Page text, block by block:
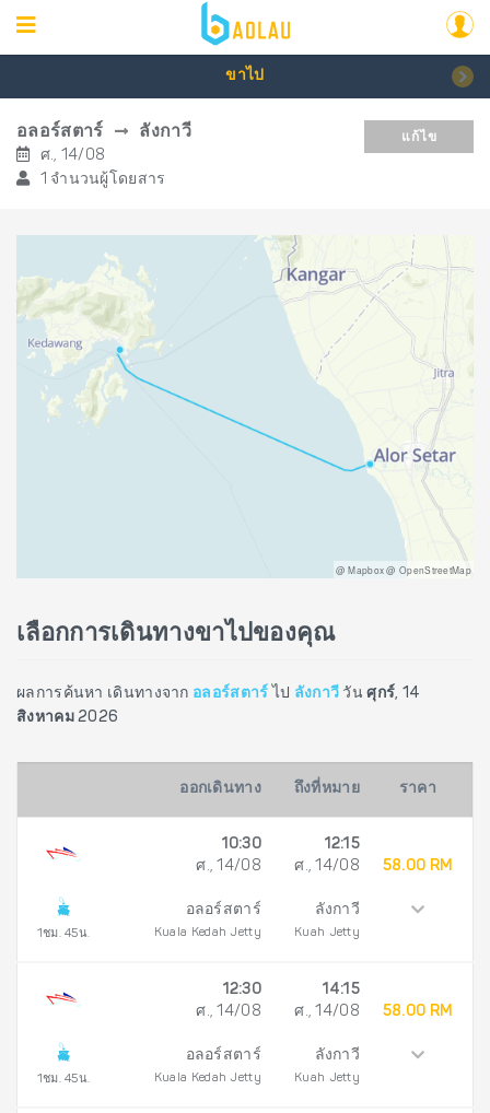
ขาไป
อลอร์สตาร์ ลังกาวี
ศ., 14/08
1 จำนวนผู้โดยสาร
แก้ไข
@ Mapbox @ OpenStreetMap
เลือกการเดินทางขาไปของคุณ
ผลการค้นหา เดินทางจาก อลอร์สตาร์ ไป ลังกาวี วันศุกร์, 14
สิงหาคม 2026
ออกเดินทาง ถึงที่หมาย ราคา
1ชม. 45น.
10:30
ศ., 14/08
อลอร์สตาร์
Kuala Kedah Jetty
12:15
ศ., 14/08
ลังกาวี
Kuah Jetty
58.00 RM
1ชม. 45น.
12:30
ศ., 14/08
อลอร์สตาร์
Kuala Kedah Jetty
14:15
ศ., 14/08
ลังกาวี
Kuah Jetty
58.00 RM